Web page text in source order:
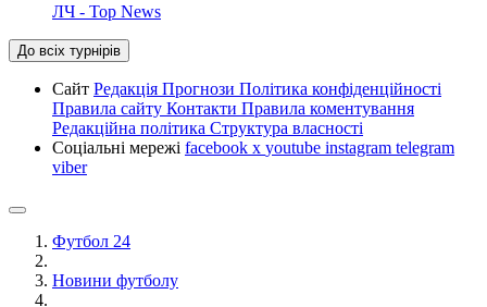
ЛЧ - Top News
До всіх турнірів
Сайт Редакція Прогнози Політика конфіденційності
Правила сайту Контакти Правила коментування
Редакційна політика Структура власності
Соціальні мережі facebook x youtube instagram telegram
viber
Футбол 24
Новини футболу